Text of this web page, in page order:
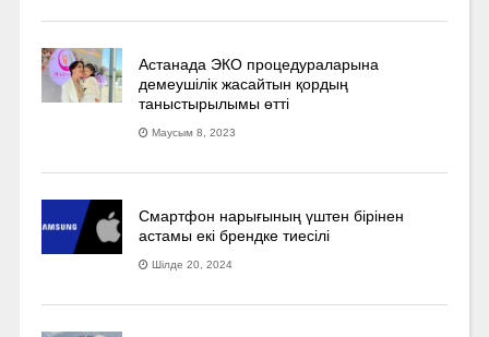
Астанада ЭКО процедураларына
демеушілік жасайтын қордың
таныстырылымы өтті
Маусым 8, 2023
Смартфон нарығының үштен бірінен
астамы екі брендке тиесілі
Шілде 20, 2024